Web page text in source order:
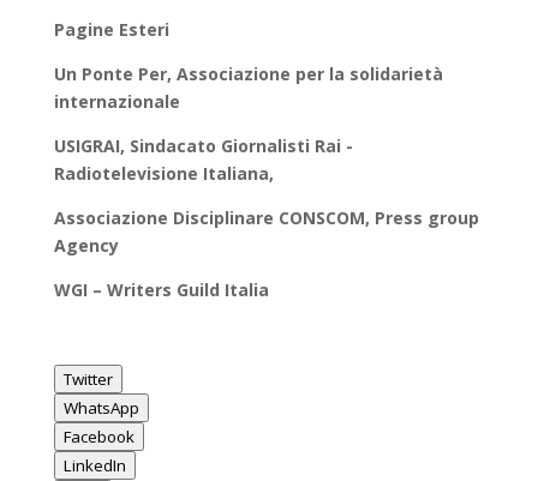
Pagine Esteri
Un Ponte Per, Associazione per la solidarietà
internazionale
USIGRAI, Sindacato Giornalisti Rai -
Radiotelevisione Italiana,
Associazione Disciplinare CONSCOM, Press group
Agency
WGI – Writers Guild Italia
Twitter
WhatsApp
Facebook
LinkedIn